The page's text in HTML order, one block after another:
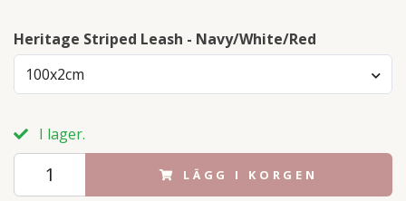
Heritage Striped Leash - Navy/White/Red
100x2cm
I lager.
LÄGG I KORGEN